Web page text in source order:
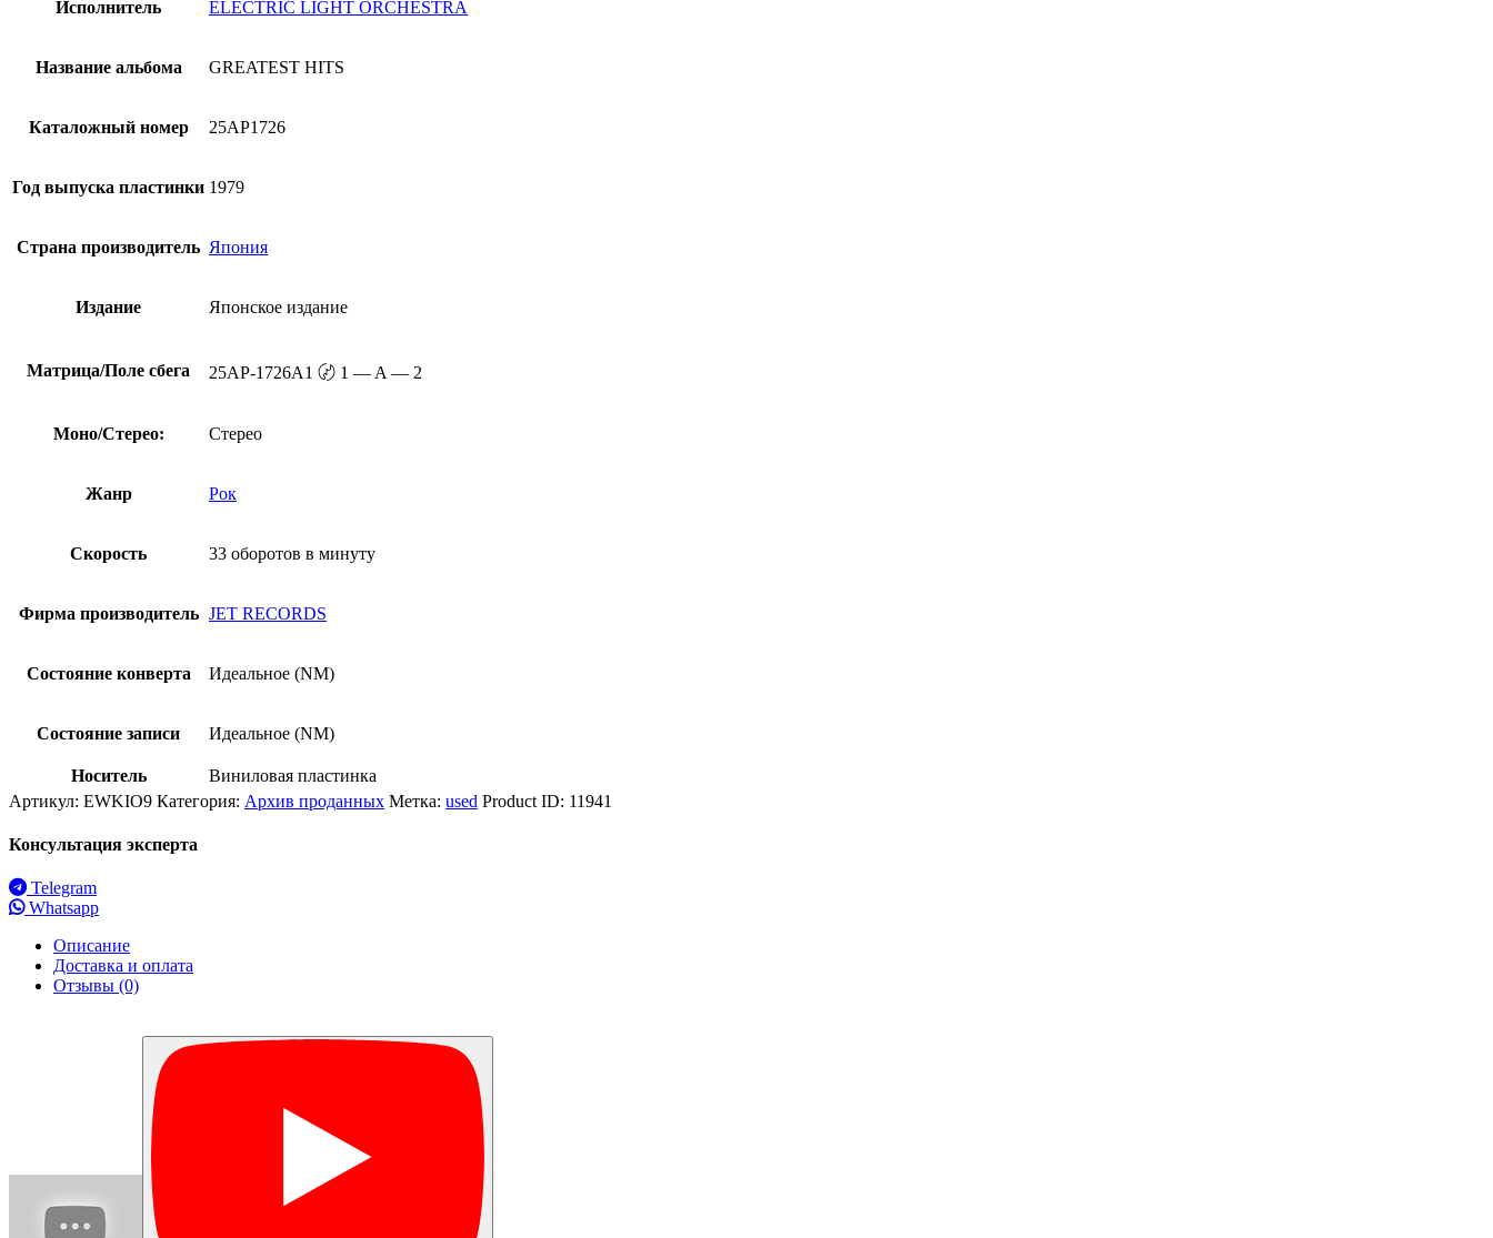
Исполнитель ELECTRIC LIGHT ORCHESTRA
Название альбома GREATEST HITS
Каталожный номер 25AP1726
Год выпуска пластинки 1979
Страна производитель Япония
Издание Японское издание
Матрица/Поле сбега 25AP-1726A1 〄 1 — A — 2
Моно/Стерео: Стерео
Жанр Рок
Скорость 33 оборотов в минуту
Фирма производитель JET RECORDS
Состояние конверта Идеальное (NM)
Состояние записи Идеальное (NM)
Носитель
Виниловая пластинка
Артикул: EWKIO9 Категория: Архив проданных Метка: used Product ID: 11941
Консультация эксперта
Telegram
Whatsapp
Описание
Доставка и оплата
Отзывы (0)